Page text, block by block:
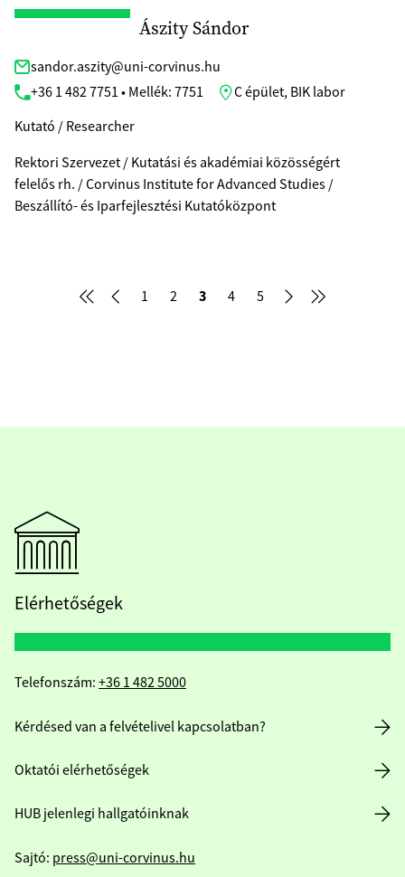
Ászity Sándor
sandor.aszity@uni-corvinus.hu
+36 1 482 7751 • Mellék: 7751
C épület, BIK labor
Kutató / Researcher
Rektori Szervezet / Kutatási és akadémiai közösségért
felelős rh. / Corvinus Institute for Advanced Studies /
Beszállító- és Iparfejlesztési Kutatóközpont
1 2 3 4 5
Elérhetőségek
Telefonszám: +36 1 482 5000
Kérdésed van a felvételivel kapcsolatban?
Oktatói elérhetőségek
HUB jelenlegi hallgatóinknak
Sajtó: press@uni-corvinus.hu